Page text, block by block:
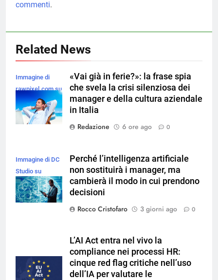
commenti.
Related News
Immagine di
rawpixel.com su
Magnific
«Vai già in ferie?»: la frase spia
che svela la crisi silenziosa dei
manager e della cultura aziendale
in Italia
Redazione
6 ore ago 0
Immagine di DC
Studio su
Magnific
Perché l’intelligenza artificiale
non sostituirà i manager, ma
cambierà il modo in cui prendono
decisioni
Rocco Cristofaro
3 giorni ago 0
L’AI Act entra nel vivo la
compliance nei processi HR:
cinque red flag critiche nell’uso
dell’IA per valutare le